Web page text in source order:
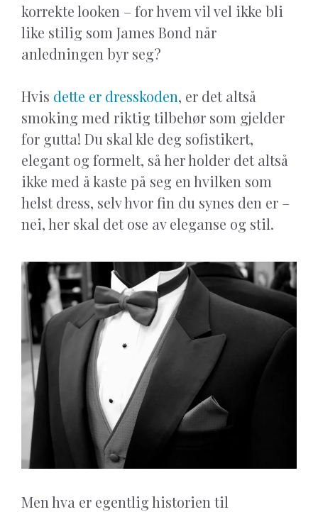
korrekte looken – for hvem vil vel ikke bli
like stilig som James Bond når
anledningen byr seg?
Hvis dette er dresskoden, er det altså
smoking med riktig tilbehør som gjelder
for gutta! Du skal kle deg sofistikert,
elegant og formelt, så her holder det altså
ikke med å kaste på seg en hvilken som
helst dress, selv hvor fin du synes den er –
nei, her skal det ose av eleganse og stil.
Men hva er egentlig historien til